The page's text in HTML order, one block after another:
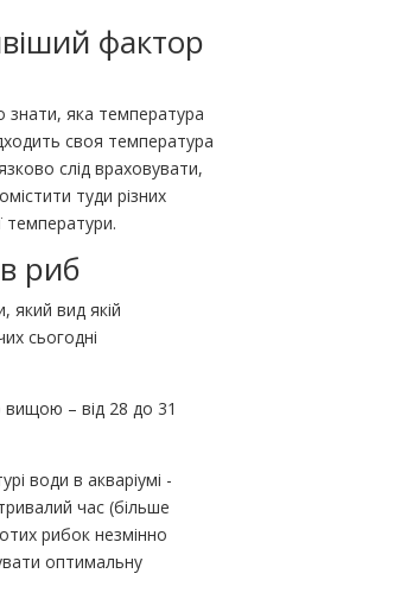
фактор
яка температура
своя температура
слід враховувати,
туди різних
температури.
риб
який вид якій
сьогодні
вищою – від 28 до 31
води в акваріумі -
час (більше
рибок незмінно
оптимальну